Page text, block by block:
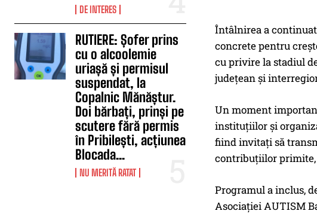
DE INTERES
RUTIERE: Șofer prins
cu o alcoolemie
uriașă și permisul
suspendat, la
Copalnic Mănăștur.
Doi bărbați, prinși pe
scutere fără permis
în Pribilești, acțiunea
Blocada...
NU MERITĂ RATAT
Întâlnirea a
concrete pentru
cu privire la stadiul
județean și
Un moment
instituțiilor și
fiind invitați să
contribuțiilor
Programul a inclus,
Asociației AUTISM